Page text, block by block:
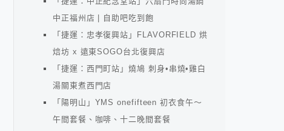
中正福州店 | 自助吧吃到飽
「捷運：忠孝復興站」FLAVORFIELD 烘
焙坊 x 遠東SOGO台北復興店
「捷運：西門町站」燒鳩 刺身•串燒•雞白
湯關東煮西門店
「陽明山」YMS onefifteen 初衣食午～
午間套餐、咖啡、十二晚間套餐